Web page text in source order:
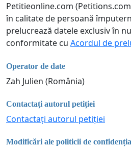
Petitieonline.com
în calitate de persoană
prelucrează datele exclusiv în
conformitate cu Acordul de
Operator de date
Zah Julien (România)
Contactați autorul petiției
Contactați autorul petiției
Modificări ale politicii de